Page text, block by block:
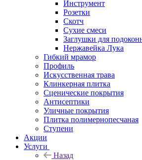
Инструмент
Розетки
Скотч
Сухие смеси
Заглушки для
Нержавейка Лука
Гибкий мрамор
Профиль
Искусственная трава
Клинкерная плитка
Сценические покрытия
Антисептики
Уличные покрытия
Плитка полимернопесчаная
Ступени
Акции
Услуги
Назад